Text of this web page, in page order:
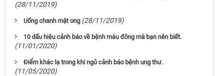
(28/11/2019)
Uống chanh mật ong (28/11/2019)
10 dấu hiệu cảnh báo về bệnh máu đông mà bạn nên biết.
(11/01/2020)
Điểm khác lạ trong khi ngủ cảnh báo bệnh ung thư.
(11/05/2020)